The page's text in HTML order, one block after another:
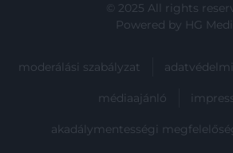
© 2025 All rights
Powered by HG
moderálási szabályzat
médiaajánló
akadálymentességi